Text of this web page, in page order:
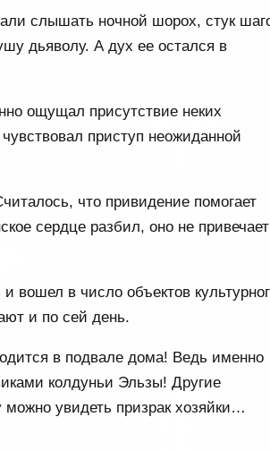
слышать ночной шорох, стук
дьяволу. А дух ее остался в
ощущал присутствие неких
приступ неожиданной
что привидение помогает
сердце разбил, оно не
вошел в число объектов
и по сей день.
в подвале дома! Ведь именно
колдуньи Эльзы! Другие
можно увидеть призрак хозяйки…